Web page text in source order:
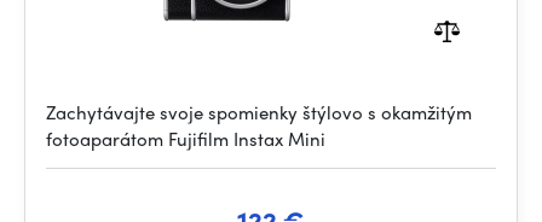
Zachytávajte svoje spomienky štýlovo s okamžitým
fotoaparátom Fujifilm Instax Mini